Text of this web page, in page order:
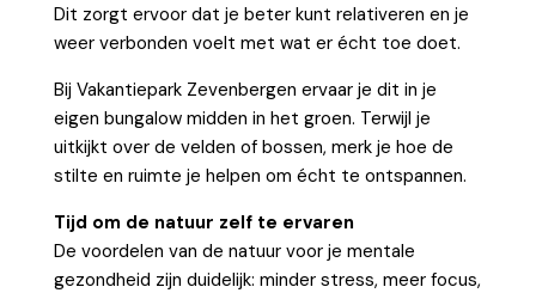
Dit zorgt ervoor dat je beter kunt relativeren en je
weer verbonden voelt met wat er écht toe doet.
Bij Vakantiepark Zevenbergen ervaar je dit in je
eigen bungalow midden in het groen. Terwijl je
uitkijkt over de velden of bossen, merk je hoe de
stilte en ruimte je helpen om écht te ontspannen.
Tijd om de natuur zelf te ervaren
De voordelen van de natuur voor je mentale
gezondheid zijn duidelijk: minder stress, meer focus,